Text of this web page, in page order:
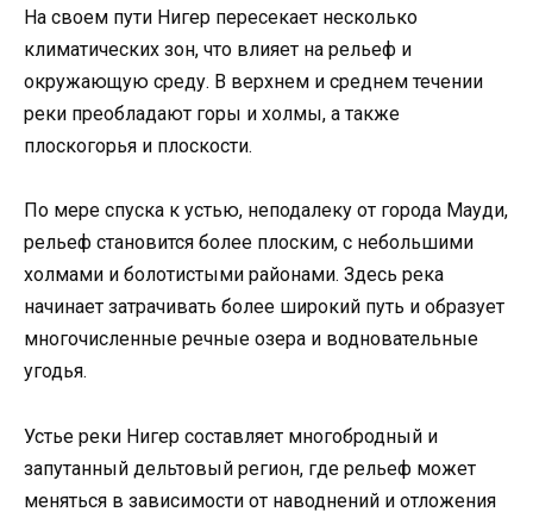
На своем пути Нигер пересекает несколько
климатических зон, что влияет на рельеф и
окружающую среду. В верхнем и среднем течении
реки преобладают горы и холмы, а также
плоскогорья и плоскости.
По мере спуска к устью, неподалеку от города Мауди,
рельеф становится более плоским, с небольшими
холмами и болотистыми районами. Здесь река
начинает затрачивать более широкий путь и образует
многочисленные речные озера и водновательные
угодья.
Устье реки Нигер составляет многобродный и
запутанный дельтовый регион, где рельеф может
меняться в зависимости от наводнений и отложения